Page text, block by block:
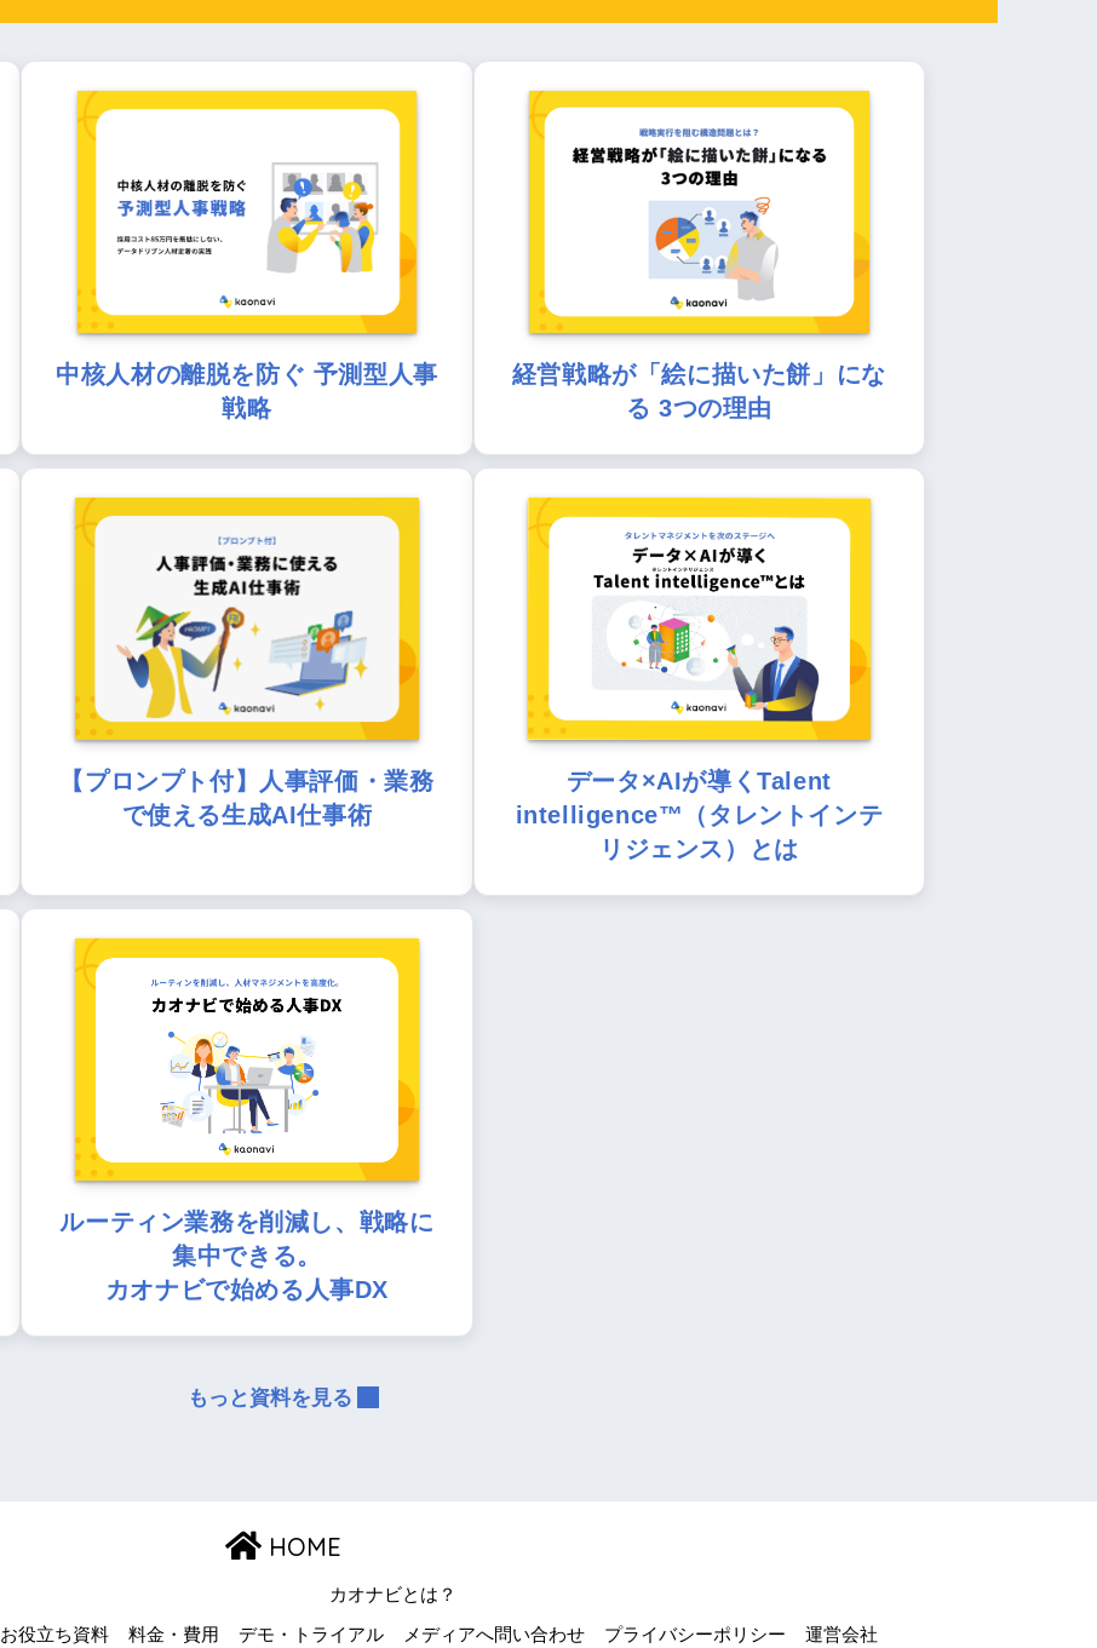
中核人材の離脱を防ぐ 予測型人事
戦略
経営戦略が「絵に描いた餅」にな
る 3つの理由
【プロンプト付】人事評価・業務
で使える生成AI仕事術
データ×AIが導くTalent
intelligence™（タレントインテ
リジェンス）とは
ルーティン業務を削減し、戦略に
集中できる。
カオナビで始める人事DX
もっと資料を見る
HOME
カオナビとは？
お役立ち資料 料金・費用 デモ・トライアル メディアへ問い合わせ プライバシーポリシー 運営会社